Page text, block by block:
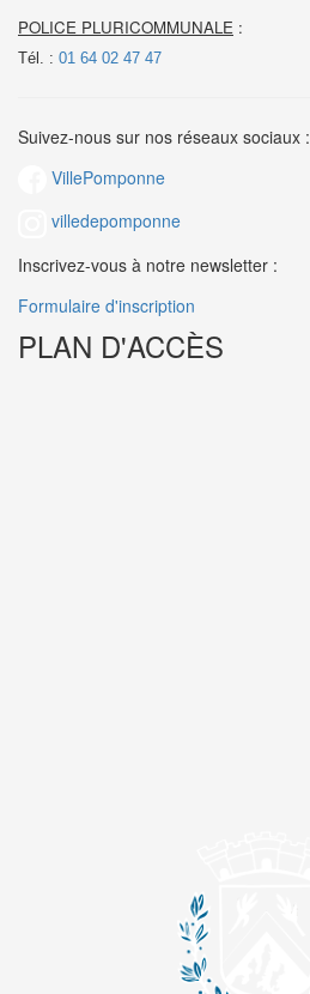
POLICE PLURICOMMUNALE :
Tél. : 01 64 02 47 47
Suivez-nous sur nos réseaux sociaux :
VillePomponne
villedepomponne
Inscrivez-vous à notre newsletter :
Formulaire d'inscription
PLAN D'ACCÈS